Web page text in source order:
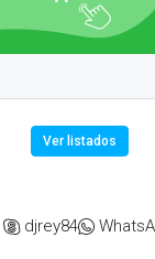
Ver listados
djrey84